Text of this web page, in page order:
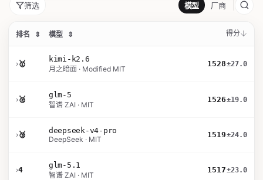
筛选 模型 厂商
排名 ⇕ 模型 ⇕ 得分
›🥇
kimi-k2.6
月之暗面 · Modified MIT
1528±27.0
›🥈
glm-5
智谱 ZAI · MIT
1526±19.0
›🥉
deepseek-v4-pro
DeepSeek · MIT
1519±24.0
›4
glm-5.1
智谱 ZAI · MIT
1517±23.0